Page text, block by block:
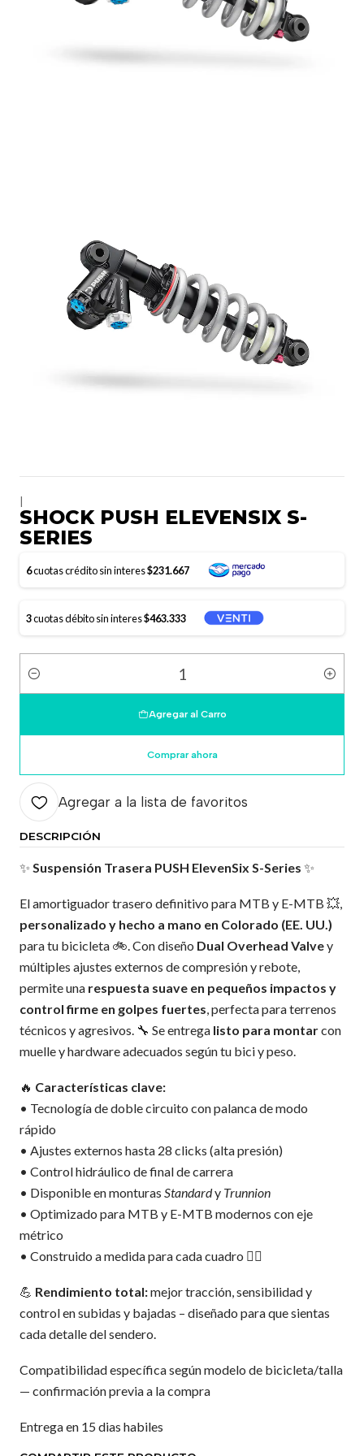
SHOCK PUSH ELEVENSIX S-
SERIES
6cuotas crédito sin interes$231.667
3cuotas débito sin interes$463.333
Cantidad
Agregar al Carro
Comprar ahora
Agregar a la lista de favoritos
DESCRIPCIÓN
✨ Suspensión Trasera PUSH ElevenSix S-Series ✨
El amortiguador trasero definitivo para MTB y E-MTB 💥,
personalizado y hecho a mano en Colorado (EE. UU.)
para tu bicicleta 🚲. Con diseño Dual Overhead Valvey
múltiples ajustes externos de compresión y rebote,
permite una respuesta suave en pequeños impactos y
control firme en golpes fuertes, perfecta para terrenos
técnicos y agresivos. 🔧 Se entrega listo para montarcon
muelle y hardware adecuados según tu bici y peso.
🔥 Características clave:
• Tecnología de doble circuito con palanca de modo
rápido
• Ajustes externos hasta 28 clicks (alta presión)
• Control hidráulico de final de carrera
• Disponible en monturas Standardy Trunnion
• Optimizado para MTB y E-MTB modernos con eje
métrico
• Construido a medida para cada cuadro 🚵‍♂️
💪 Rendimiento total:mejor tracción, sensibilidad y
control en subidas y bajadas – diseñado para que sientas
cada detalle del sendero.
Compatibilidad específica según modelo de bicicleta/talla
— confirmación previa a la compra
Entrega en 15 dias habiles